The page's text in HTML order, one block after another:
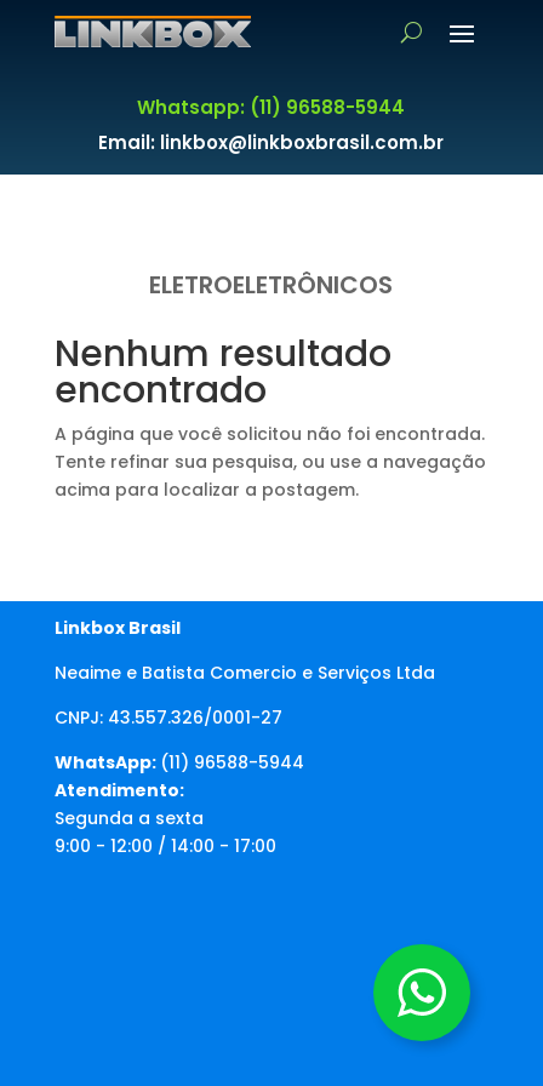
Whatsapp: (11) 96588-5944
Email: linkbox@linkboxbrasil.com.br
ELETROELETRÔNICOS
Nenhum resultado
encontrado
A página que você solicitou não foi encontrada.
Tente refinar sua pesquisa, ou use a navegação
acima para localizar a postagem.
Linkbox Brasil
Neaime e Batista Comercio e Serviços Ltda
CNPJ: 43.557.326/0001-27
WhatsApp: (11) 96588-5944
Atendimento:
Segunda a sexta
9:00 - 12:00 / 14:00 - 17:00